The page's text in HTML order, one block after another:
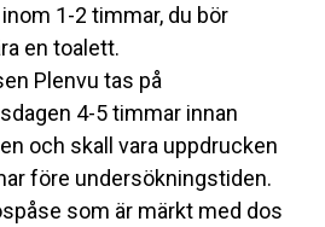
1-2 timmar, du bör
en toalett.
Plenvu tas på
4-5 timmar innan
och skall vara uppdrucken
före undersökningstiden.
som är märkt med dos